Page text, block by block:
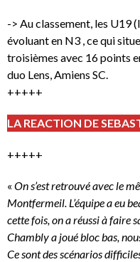
-> Au classement, les U19
évoluant en N3 , ce qui
troisièmes avec 16 points
duo Lens, Amiens SC.
+++++
LA REACTION DE
+++++
« On s’est retrouvé avec le
Montfermeil. L’équipe a eu
cette fois, on a réussi à faire
Chambly a joué bloc bas,
Ce sont des scénarios